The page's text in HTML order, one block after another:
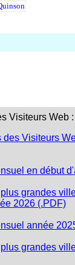
Visiteurs Web :
des Visiteurs
en début
grandes
2026 (.PDF)
année
grandes